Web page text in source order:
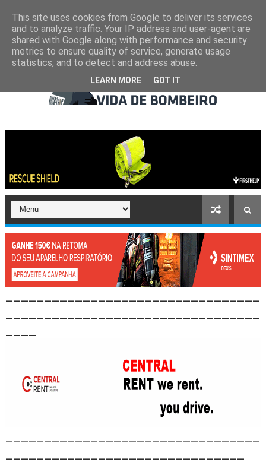
This site uses cookies from Google to deliver its services
and to analyze traffic. Your IP address and user-agent are
shared with Google along with performance and security
metrics to ensure quality of service, generate usage
statistics, and to detect and address abuse.
LEARN MORE GOT IT